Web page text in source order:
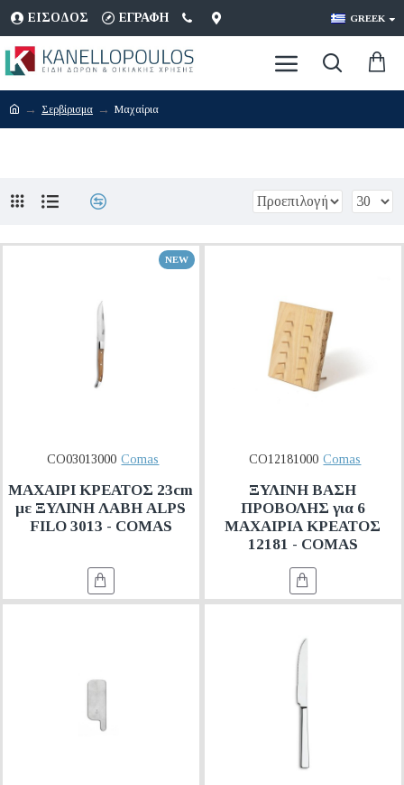
ΕΊΣΟΔΟΣ ΕΓΡΑΦΉ GREEK
Σερβίρισμα Μαχαίρια
NEW
CO03013000 Comas
ΜΑΧΑΙΡΙ ΚΡΕΑΤΟΣ 23cm
με ΞΥΛΙΝΗ ΛΑΒΗ ALPS
FILO 3013 - COMAS
CO12181000 Comas
ΞΥΛΙΝΗ ΒΑΣΗ
ΠΡΟΒΟΛΗΣ για 6
ΜΑΧΑΙΡΙΑ ΚΡΕΑΤΟΣ
12181 - COMAS